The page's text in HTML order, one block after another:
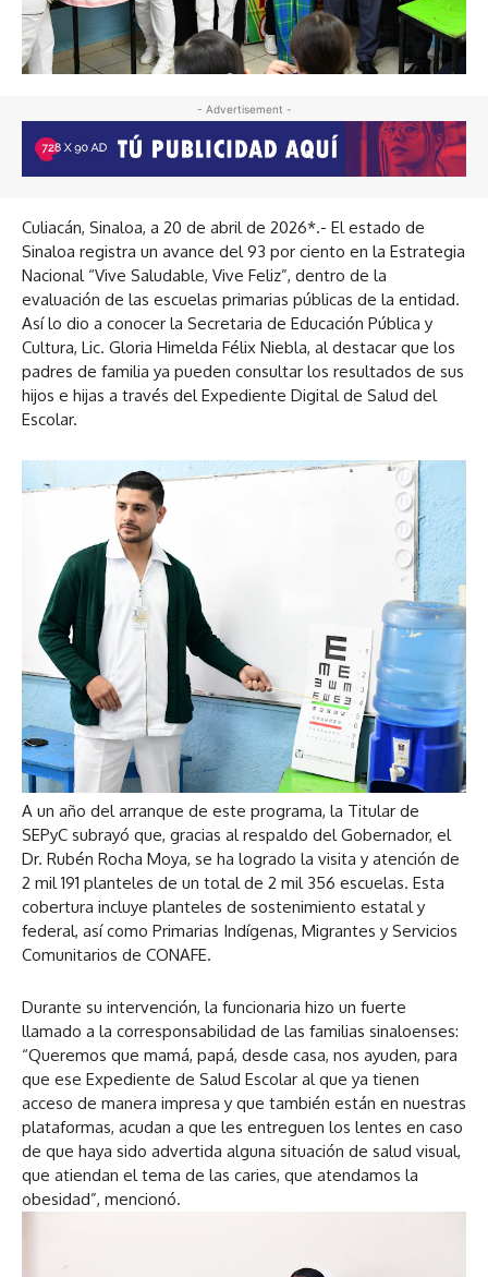
- Advertisement -
Culiacán, Sinaloa, a 20 de abril de 2026*.- El estado de
Sinaloa registra un avance del 93 por ciento en la Estrategia
Nacional “Vive Saludable, Vive Feliz”, dentro de la
evaluación de las escuelas primarias públicas de la entidad.
Así lo dio a conocer la Secretaria de Educación Pública y
Cultura, Lic. Gloria Himelda Félix Niebla, al destacar que los
padres de familia ya pueden consultar los resultados de sus
hijos e hijas a través del Expediente Digital de Salud del
Escolar.
A un año del arranque de este programa, la Titular de
SEPyC subrayó que, gracias al respaldo del Gobernador, el
Dr. Rubén Rocha Moya, se ha logrado la visita y atención de
2 mil 191 planteles de un total de 2 mil 356 escuelas. Esta
cobertura incluye planteles de sostenimiento estatal y
federal, así como Primarias Indígenas, Migrantes y Servicios
Comunitarios de CONAFE.
Durante su intervención, la funcionaria hizo un fuerte
llamado a la corresponsabilidad de las familias sinaloenses:
“Queremos que mamá, papá, desde casa, nos ayuden, para
que ese Expediente de Salud Escolar al que ya tienen
acceso de manera impresa y que también están en nuestras
plataformas, acudan a que les entreguen los lentes en caso
de que haya sido advertida alguna situación de salud visual,
que atiendan el tema de las caries, que atendamos la
obesidad”, mencionó.